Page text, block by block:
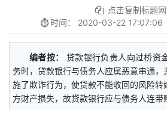
点击复制标题
时间： 2020-03-22 17:07:06
编者按：
贷款银行负责人向过桥资
务时，贷款银行与债务人应属恶意串通，
施了欺诈行为，使贷款不能收回的风险
方财产损失，故贷款银行应与债务人连带